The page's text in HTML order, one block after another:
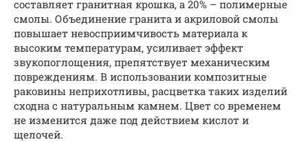
составляет гранитная крошка, а 20% – полимерные
смолы. Объединение гранита и акриловой смолы
повышает невосприимчивость материала к
высоким температурам, усиливает эффект
звукопоглощения, препятствует механическим
повреждениям. В использовании композитные
раковины неприхотливы, расцветка таких изделий
сходна с натуральным камнем. Цвет со временем
не изменится даже под действием кислот и
щелочей.